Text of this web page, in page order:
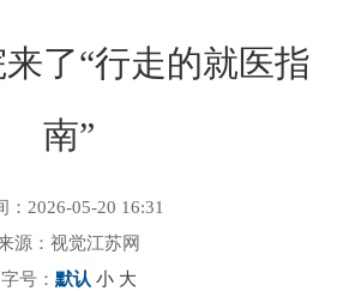
了“行走的就医指
南”
：2026-05-20 16:31
源：视觉江苏网
字号： 默认 小 大